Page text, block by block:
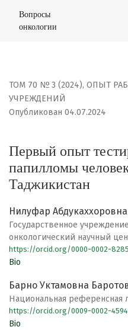
Первый опыт
Вопросы
онкологии
ТОМ 70 № 3 (2024), ОПЫТ
УЧРЕЖДЕНИЙ
Первый опыт
папилломы
Таджикистан
Опубликован 04.07.2024
Нилуфар
Государственное
онкологический научный
https://orcid.org/0000-0002-
Bio
Барно Уктамовна
Национальная референсная
https://orcid.org/0009-0002-
Bio